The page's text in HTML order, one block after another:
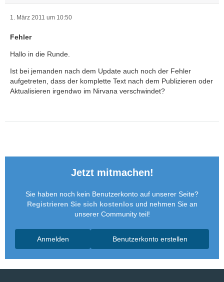
1. März 2011 um 10:50
Fehler
Hallo in die Runde.
Ist bei jemanden nach dem Update auch noch der Fehler
aufgetreten, dass der komplette Text nach dem Publizieren oder
Aktualisieren irgendwo im Nirvana verschwindet?
Jetzt mitmachen!
Sie haben noch kein Benutzerkonto auf unserer Seite?
Registrieren Sie sich kostenlos und nehmen Sie an
unserer Community teil!
Benutzerkonto erstellen
Anmelden